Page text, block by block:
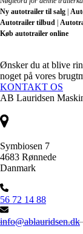
Ny autotrailer til salg |
Autotrailer tilbud |
Køb autotrailer online
Ønsker du at blive
noget på vores
KONTAKT OS
AB Lauridsen
Symbiosen 7
4683 Rønnede
Danmark
56 72 14 88
info@ablauridsen.dk